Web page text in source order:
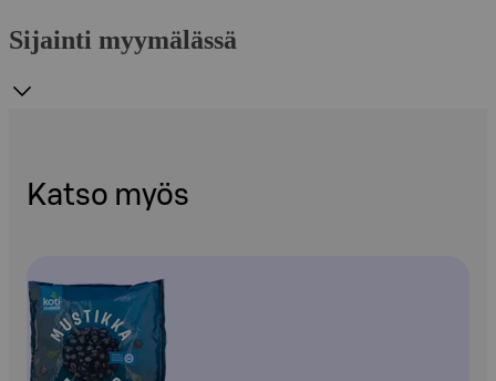
Sijainti myymälässä
Katso myös